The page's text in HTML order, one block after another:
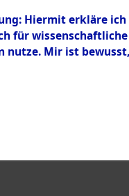
Hiermit erkläre
für
nutze. Mir ist